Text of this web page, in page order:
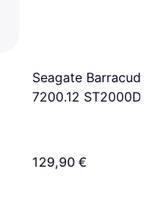
Seagate Barracuda
7200.12
129,90 €